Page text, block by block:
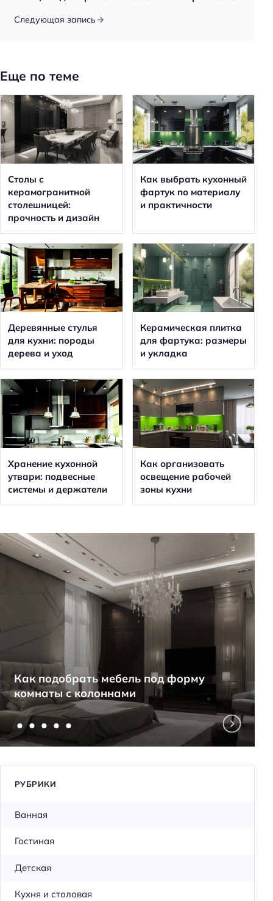
Следующая запись
Еще по теме
Столы с
керамогранитной
столешницей:
прочность и дизайн
Как выбрать кухонный
фартук по материалу
и практичности
Деревянные стулья
для кухни: породы
дерева и уход
Керамическая плитка
для фартука: размеры
и укладка
Хранение кухонной
утвари: подвесные
системы и держатели
Как организовать
освещение рабочей
зоны кухни
Как подобрать мебель под форму
комнаты с колоннами
РУБРИКИ
Ванная
Гостиная
Детская
Кухня и столовая